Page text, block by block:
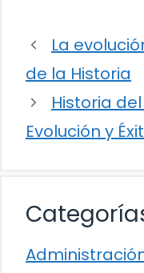
La
de la Historia
Historia
Evolución y